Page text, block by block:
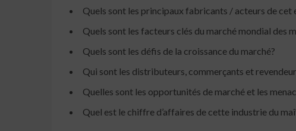
Quels sont les principaux fabricants / acteurs de cet
Quels sont les facteurs clés du marché mondial des
Quels sont les défis de la croissance du marché?
Qui sont les distributeurs, commerçants et
Quelles sont les opportunités de marché et les
Quel est le chiffre d’affaires de cette industrie du